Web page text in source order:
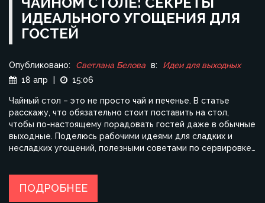
ИДЕАЛЬНОГО УГОЩЕНИЯ ДЛЯ
ГОСТЕЙ
Опубликовано: Светлана Белова в:
Идеи для выходных
18 апр
15:06
Чайный стол – это не просто чай и печенье. В статье
расскажу, что обязательно стоит поставить на стол,
чтобы по-настоящему порадовать гостей даже в обычные
выходные. Поделюсь рабочими идеями для сладких и
несладких угощений, полезными советами по сервировке
меню, чтобы каждый нашёл что-то по вкусу. Точное
руководство — без лишней теории и сложностей.
ПОДРОБНЕЕ